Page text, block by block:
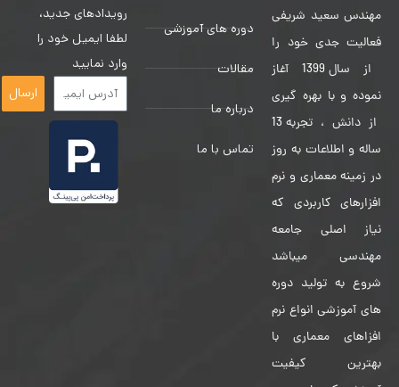
مهندس سعید شریفی
فعالیت جدی خود را
از سال 1399 آغاز
نموده و با بهره گیری
از دانش ، تجربه 13
ساله و اطلاعات به روز
در زمینه معماری و نرم
افزارهای کاربردی که
نیاز اصلی جامعه
مهندسی میباشد
شروع به تولید دوره
های آموزشی انواع نرم
افزاهای معماری با
بهترین کیفیت
دوره های آموزشی
مقالات
درباره ما
تماس با ما
رویدادهای جدید،
لطفا ایمیل خود را
وارد نمایید
ارسال